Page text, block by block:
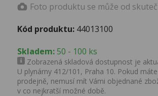
Foto produktu se může od
Kód produktu: 44013100
Skladem:50 - 100 ks
Zobrazená skladová dostupnost je
U plynárny 412/101, Praha 10. Pokud
prodejně, nemusí mít Vámi objednané
v co nejkratší možné době.